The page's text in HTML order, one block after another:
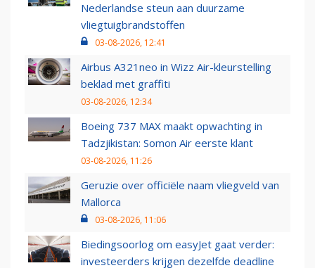
Nederlandse steun aan duurzame
vliegtuigbrandstoffen
03-08-2026, 12:41
Airbus A321neo in Wizz Air-kleurstelling
beklad met graffiti
03-08-2026, 12:34
Boeing 737 MAX maakt opwachting in
Tadzjikistan: Somon Air eerste klant
03-08-2026, 11:26
Geruzie over officiële naam vliegveld van
Mallorca
03-08-2026, 11:06
Biedingsoorlog om easyJet gaat verder:
investeerders krijgen dezelfde deadline